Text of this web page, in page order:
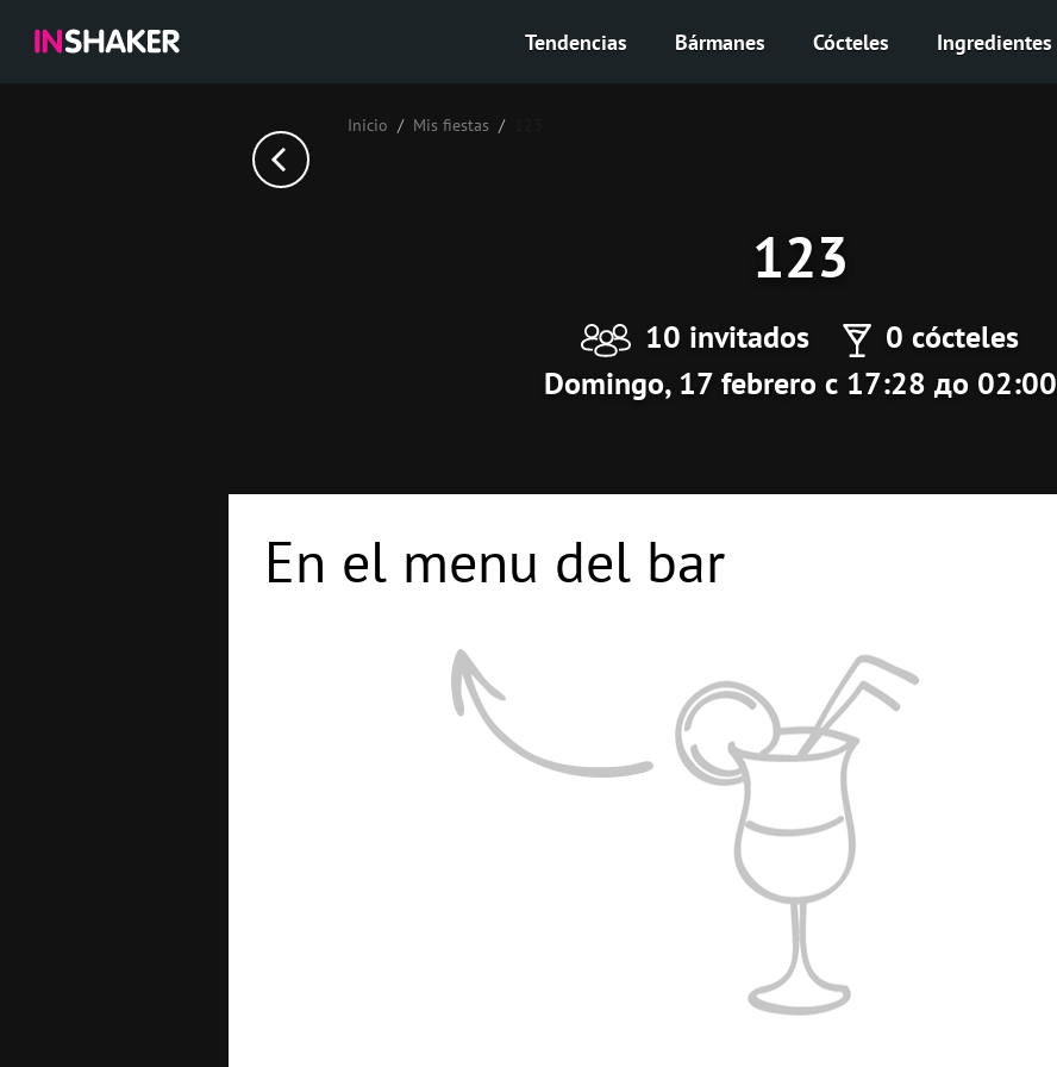
Tendencias Bármanes Cócteles Ingredientes
Inicio Mis fiestas
123
10 invitados
0 cócteles
Domingo, 17 febrero с 17:28 до 02:00
En el menu del bar